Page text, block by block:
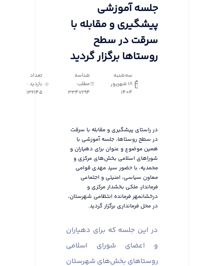
جلسه آموزشی
پیشگیری و مقابله با
سرقت در سطح
روستاها برگزار گردید
سه‌شنبه
18 شهریور
1404
شناسه
مطلب:
3347294
تعداد
بازدید :
132145
در راستای پیشگیری و مقابله با سرقت
در سطح روستاها، جلسه آموزشی با
همین موضوع و عنوان برای دهیاران و
شوراهای اسلامی بخش‌های مرکزی و
محمدیه، با حضور سید مهدی قوامی
معاون سیاسی، امنیتی و اجتماعی
فرماندار، ملکی بخشدار مرکزی و
درخشانمهر فرمانده انتظامی شهرستان،
در محل فرمانداری برگزار گردید.
در این جلسه که برای دهیاران
و اعضای شورای اسلامی
روستاهای بخش‌های شهرستان